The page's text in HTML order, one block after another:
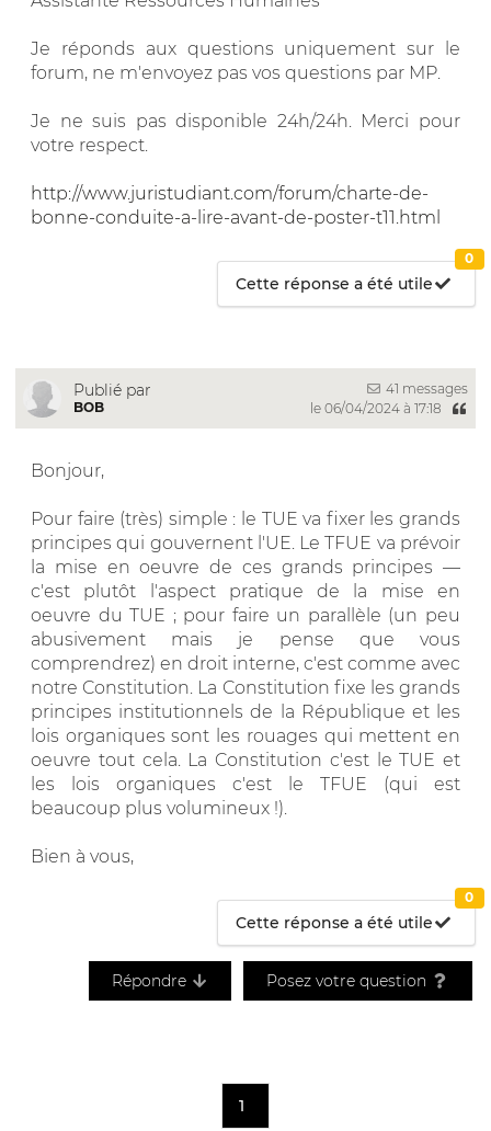
Je réponds aux questions uniquement sur le
forum, ne m'envoyez pas vos questions par MP.
Je ne suis pas disponible 24h/24h. Merci pour
votre respect.
http://www.juristudiant.com/forum/charte-de-
bonne-conduite-a-lire-avant-de-poster-t11.html
Cette réponse a été utile
0
Publié par
BOB
41 messages
le 06/04/2024 à 17:18
Bonjour,
Pour faire (très) simple : le TUE va fixer les grands
principes qui gouvernent l'UE. Le TFUE va prévoir
la mise en oeuvre de ces grands principes —
c'est plutôt l'aspect pratique de la mise en
oeuvre du TUE ; pour faire un parallèle (un peu
abusivement mais je pense que vous
comprendrez) en droit interne, c'est comme avec
notre Constitution. La Constitution fixe les grands
principes institutionnels de la République et les
lois organiques sont les rouages qui mettent en
oeuvre tout cela. La Constitution c'est le TUE et
les lois organiques c'est le TFUE (qui est
beaucoup plus volumineux !).
Bien à vous,
Cette réponse a été utile
0
Répondre Posez votre question
1